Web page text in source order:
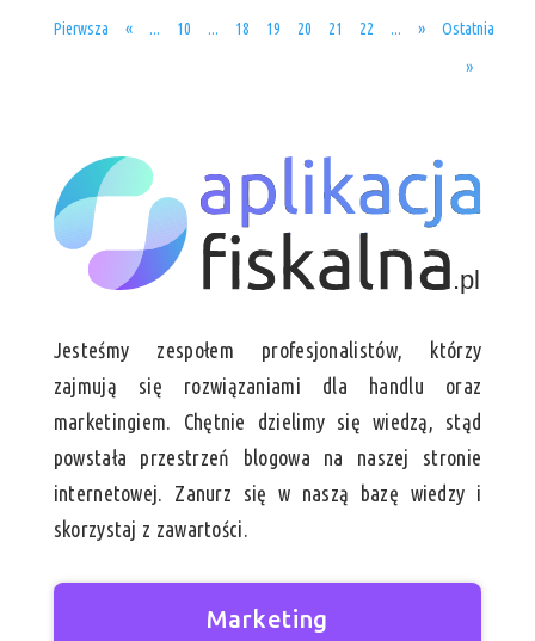
Pierwsza
« ... 10 ... 18 19 20 21 22 ... »
Ostatnia
»
Jesteśmy zespołem profesjonalistów, którzy
zajmują się rozwiązaniami dla handlu oraz
marketingiem. Chętnie dzielimy się wiedzą, stąd
powstała przestrzeń blogowa na naszej stronie
internetowej. Zanurz się w naszą bazę wiedzy i
skorzystaj z zawartości.
Marketing